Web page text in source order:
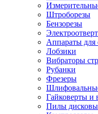
Штроборезы
Бензорезы
Аппараты для
Лобзики
Вибраторы
Рубанки
Фрезеры
Гайковерты и
Пилы